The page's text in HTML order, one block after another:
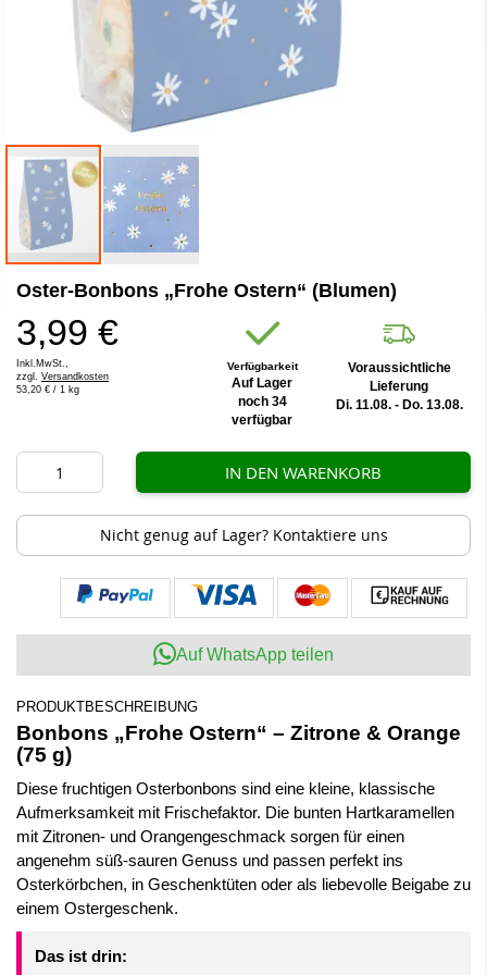
Anfang
Bildergalerie
springen
Oster-Bonbons „Frohe Ostern“ (Blumen)
3,99 €
Inkl.MwSt.,
zzgl. Versandkosten
53,20 € / 1 kg
Verfügbarkeit
Auf Lager
noch 34
verfügbar
Voraussichtliche
Lieferung
Di. 11.08. - Do. 13.08.
IN DEN WARENKORB
Nicht genug auf Lager? Kontaktiere uns
Auf WhatsApp teilen
PRODUKTBESCHREIBUNG
Bonbons „Frohe Ostern“ – Zitrone & Orange
(75 g)
Diese fruchtigen Osterbonbons sind eine kleine, klassische
Aufmerksamkeit mit Frischefaktor. Die bunten Hartkaramellen
mit Zitronen- und Orangengeschmack sorgen für einen
angenehm süß-sauren Genuss und passen perfekt ins
Osterkörbchen, in Geschenktüten oder als liebevolle Beigabe zu
einem Ostergeschenk.
Das ist drin: